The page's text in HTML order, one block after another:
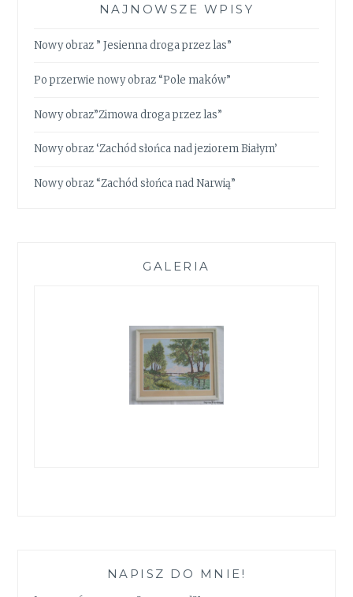
NAJNOWSZE WPISY
Nowy obraz ” Jesienna droga przez las”
Po przerwie nowy obraz “Pole maków”
Nowy obraz”Zimowa droga przez las”
Nowy obraz ‘Zachód słońca nad jeziorem Białym’
Nowy obraz “Zachód słońca nad Narwią”
GALERIA
NAPISZ DO MNIE!